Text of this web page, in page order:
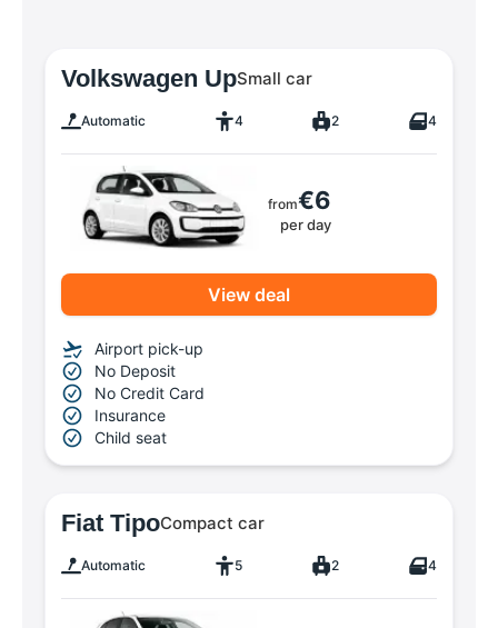
Volkswagen UpSmall car
Automatic 4 2 4
from€6
per day
View deal
Airport pick-up
No Deposit
No Credit Card
Insurance
Child seat
Fiat TipoCompact car
Automatic 5 2 4